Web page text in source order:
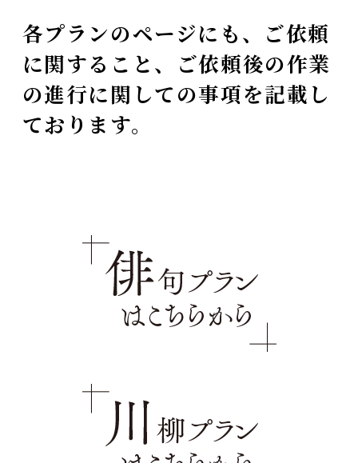
各プランのページにも、ご依頼
に関すること、ご依頼後の作業
の進行に関しての事項を記載し
ております。